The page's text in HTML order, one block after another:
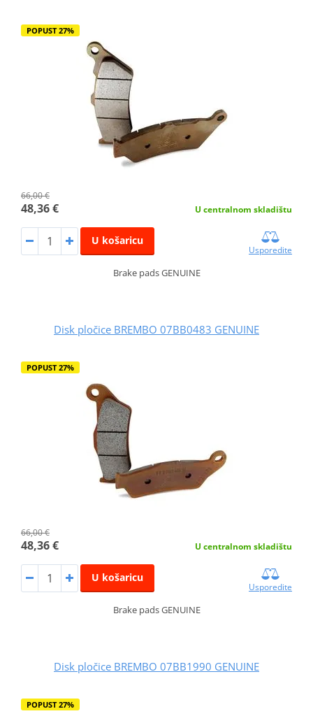
POPUST 27%
66,00 €
48,36 € U centralnom skladištu
U košaricu
Usporedite
Brake pads GENUINE
Disk pločice BREMBO 07BB0483 GENUINE
POPUST 27%
66,00 €
48,36 € U centralnom skladištu
U košaricu
Usporedite
Brake pads GENUINE
Disk pločice BREMBO 07BB1990 GENUINE
POPUST 27%